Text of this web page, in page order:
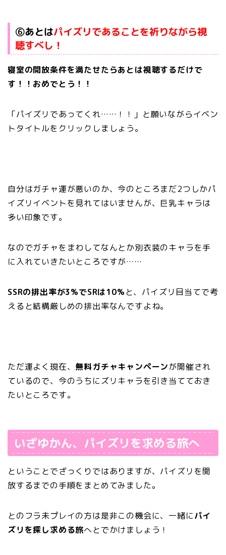
⑥あとはパイズリであることを祈りながら視
聴すべし！
寝室の開放条件を満たせたらあとは視聴するだけで
す！！おめでとう！！
「パイズリであってくれ……！！」と願いながらイベン
トタイトルをクリックしましょう。
自分はガチャ運が悪いのか、今のところまだ2つしかパ
イズリイベントを見れてはいませんが、巨乳キャラは
多い印象です。
なのでガチャをまわしてなんとか別衣装のキャラを手
に入れていきたいところですが……
SSRの排出率が3%でSRは10%と、パイズリ目当てで考
えると結構厳しめの排出率なんですよね。
ただ運よく現在、 無料ガチャキャンペーンが開催され
ているので、今のうちにズリキャラを引き当てておき
たいところです。
いざゆかん、パイズリを求める旅へ
ということでざっくりではありますが、パイズリを開
放するまでの手順をまとめてみました。
とのフラ未プレイの方は是非この機会に、一緒にパイ
ズリを探し求める旅へとでかけましょう！